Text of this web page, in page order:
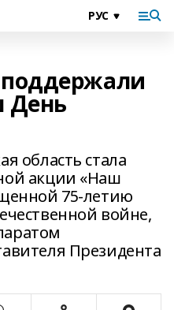
День
область стала
акции «Наш
75-летию
войне,
Президента